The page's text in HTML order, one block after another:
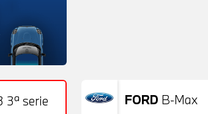
3ª serie
22 Foto FORD B-Max
Usato